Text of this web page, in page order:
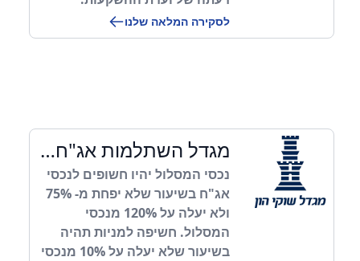
לסקירה המלאה שלנו
מגדל השתלמות אג"ח עד 10% מניות
נכסי המסלול יהיו חשופים לנכסי
אג"ח בשיעור שלא יפחת מ- 75%
ולא יעלה על 120% מנכסי
המסלול. חשיפה למניות תהיה
בשיעור שלא יעלה על 10% מנכסי